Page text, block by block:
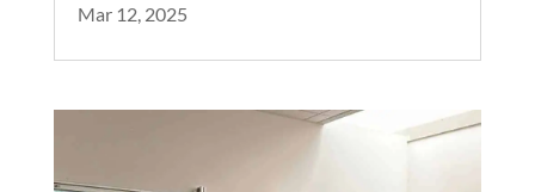
Mar 12, 2025